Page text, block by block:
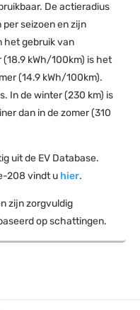
De actieradius
seizoen en zijn
het gebruik van
kWh/100km) is het
(14.9 kWh/100km).
In de winter (230 km) is
dan in de zomer (310
uit de EV Database.
208 vindt u hier.
zijn zorgvuldig
op schattingen.